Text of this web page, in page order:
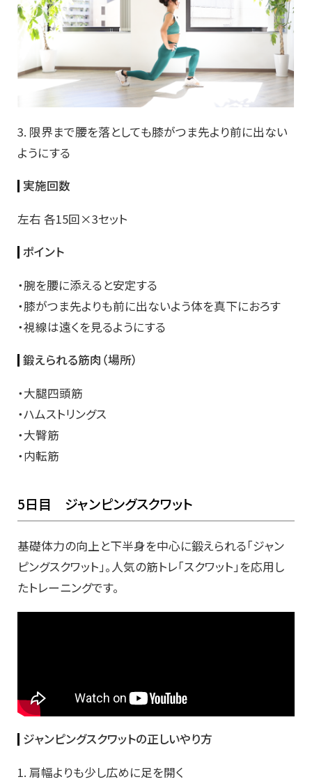
3. 限界まで腰を落としても膝がつま先より前に出ない
ようにする
実施回数
左右 各15回×3セット
ポイント
・腕を腰に添えると安定する
・膝がつま先よりも前に出ないよう体を真下におろす
・視線は遠くを見るようにする
鍛えられる筋肉（場所）
・大腿四頭筋
・ハムストリングス
・大臀筋
・内転筋
5日目 ジャンピングスクワット
基礎体力の向上と下半身を中心に鍛えられる「ジャン
ピングスクワット」。人気の筋トレ「スクワット」を応用し
たトレーニングです。
ジャンピングスクワットの正しいやり方
1. 肩幅よりも少し広めに足を開く